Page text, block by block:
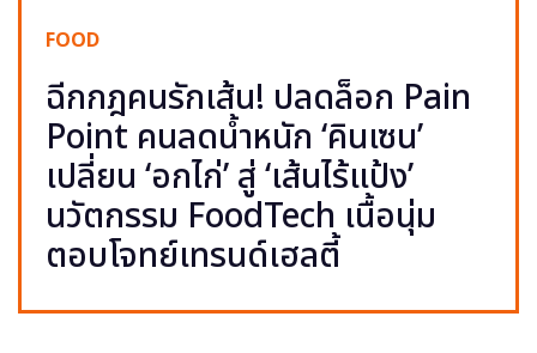
FOOD
ฉีกกฎคนรักเส้น! ปลดล็อก Pain
Point คนลดน้ำหนัก ‘คินเซน’
เปลี่ยน ‘อกไก่’ สู่ ‘เส้นไร้แป้ง’
นวัตกรรม FoodTech เนื้อนุ่ม
ตอบโจทย์เทรนด์เฮลตี้